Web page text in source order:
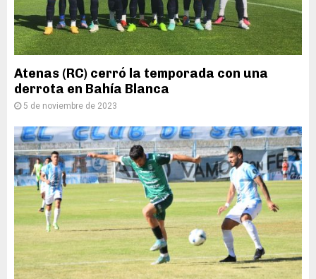
Atenas (RC) cerró la temporada con una
derrota en Bahía Blanca
5 de noviembre de 2023